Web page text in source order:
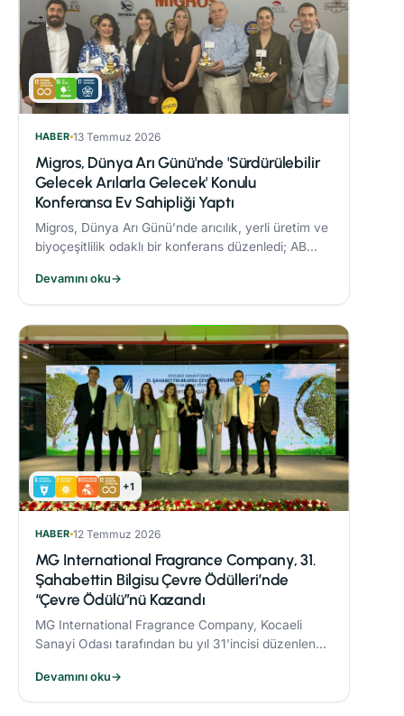
HABER 13 Temmuz 2026
Migros, Dünya Arı Günü'nde 'Sürdürülebilir
Gelecek Arılarla Gelecek' Konulu
Konferansa Ev Sahipliği Yaptı
Migros, Dünya Arı Günü’nde arıcılık, yerli üretim ve
biyoçeşitlilik odaklı bir konferans düzenledi; AB
çevre dostu üretim konuları ele alındı.
Devamını oku→
+1
HABER 12 Temmuz 2026
MG International Fragrance Company, 31.
Şahabettin Bilgisu Çevre Ödülleri’nde
“Çevre Ödülü”nü Kazandı
MG International Fragrance Company, Kocaeli
Sanayi Odası tarafından bu yıl 31’incisi düzenlenen
büyük ölçekli işletme kategorisinde "Çevre
Ödülü"nün sahibi oldu.
Devamını oku→